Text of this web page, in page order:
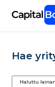
content
Hae
Haluttu